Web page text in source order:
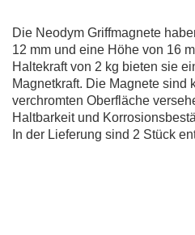
Die Neodym Griffmagnete
12 mm und eine Höhe von 16
Haltekraft von 2 kg bieten sie
Magnetkraft. Die Magnete sind
verchromten Oberfläche
Haltbarkeit und
In der Lieferung sind 2 Stück